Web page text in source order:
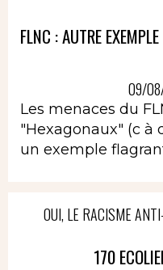
FLNC : AUTRE
09/
Les menaces du
"Hexagonaux" (c à
un exemple
OUI, LE RACISME
170